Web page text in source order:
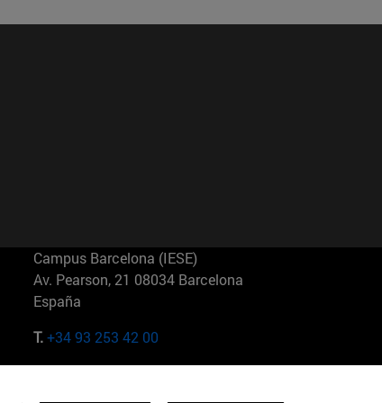
Campus Barcelona (IESE)
Av. Pearson, 21 08034 Barcelona
España
T.+34 93 253 42 00